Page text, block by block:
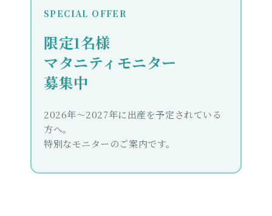
SPECIAL OFFER
限定1名様
マタニティモニター
募集中
2026年〜2027年に出産を予定されている
方へ。
特別なモニターのご案内です。